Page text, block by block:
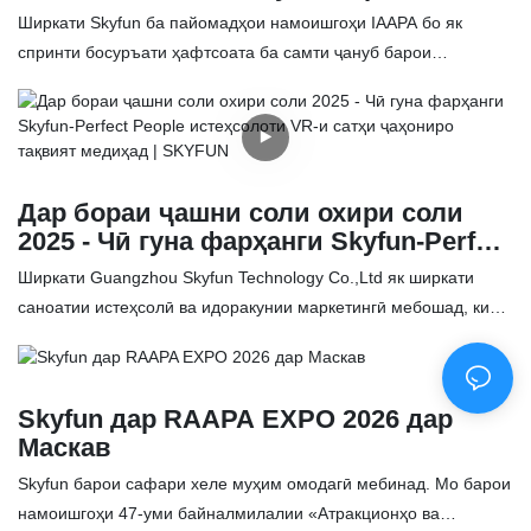
ройгон аз ҷониби Skyfun
Ширкати Skyfun ба пайомадҳои намоишгоҳи IAAPA бо як
спринти босуръати ҳафтсоата ба самти ҷануб барои
авҷи идҳо посух дод. Он чизе, ки дар пасманзари
бесарусомони намоишгоҳ оғоз мешавад, ба як амалиёти
бозигарони сатҳи баланд - аз ҷумла VR-и 720°, системаи VR-и
дугонаи 360°, симулятори пойгаи 3-экранӣ, бозиҳои аркада ва
мошинҳои чангол. Бо вуҷуди хастагӣ, техникҳои Skyfun
санҷишҳои дақиқи сахтафзор, такмили нармафзор ва омӯзиши
дар макон анҷом медиҳанд, то кушодани ҳамвор ва
боэътимодро таъмин кунанд. Ин сабти хидматрасонӣ як
ахлоқи ба муштарӣ нигаронидашуда ва эътимоднокро таъкид
мекунад, ки дар он шарикии дарозмуддат ва некии ҷомеа
нисбат ба пардохтҳои таъмири фаврӣ афзалият дорад .
Дар бораи ҷашни соли охири соли
2025 - Чӣ гуна фарҳанги Skyfun-Perfect
People истеҳсолоти VR-и сатҳи
ҷаҳониро тақвият медиҳад | SKYFUN
Ширкати Guangzhou Skyfun Technology Co.,Ltd як ширкати
саноатии истеҳсолӣ ва идоракунии маркетингӣ мебошад, ки
мошинҳои бозӣ дар Чин - тахассус дорад. Дар соли 2013,
дастаи Skyfun ба мошинҳои бозиҳои видеоӣ, тарроҳӣ ва
идоракунии ҳалли боғҳои фароғатӣ тамаркуз карда буд. Мо аз
соли 2015 ба технологияи VR табдил ёфтем, таҷҳизоти
воқеияти виртуалӣ, бозиҳои VR-ро таҳия кардем, ки
метавонанд ба талаботи боғҳои фароғатӣ ва саноати маркази
Skyfun дар RAAPA EXPO 2026 дар
Маскав
Skyfun барои сафари хеле муҳим омодагӣ мебинад. Мо барои
намоишгоҳи 47-уми байналмилалии «Атракционҳо ва